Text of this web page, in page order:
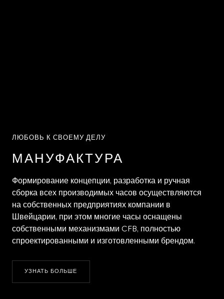
ЛЮБОВЬ К СВОЕМУ ДЕЛУ
МАНУФАКТУРА
Формирование концепции, разработка и ручная
сборка всех производимых часов осуществляются
на собственных предприятиях компании в
Швейцарии, при этом многие часы оснащены
собственными механизмами CFB, полностью
спроектированными и изготовленными брендом.
УЗНАТЬ БОЛЬШЕ